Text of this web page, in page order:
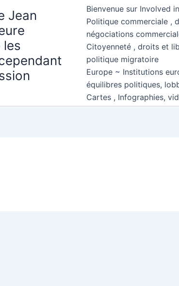
Jean
les
Bienvenue sur Involved
Politique commerciale ,
négociations
Citoyenneté , droits et
politique migratoire
Europe ~ Institutions
équilibres politiques,
Cartes , Infographies,